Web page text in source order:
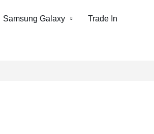
Samsung Galaxy Trade In